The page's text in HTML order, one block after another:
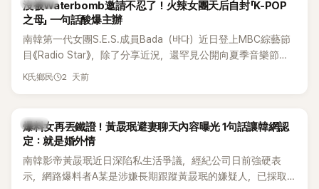
開過記者會？」直接點名她當年的風波。李智惠聽了忍不住笑
說：「哥怎麼連這個都知道？」李瑞鎮則回嘴：「那時候新聞鬧那
麼大，不知道才奇怪吧。」一來一往，氣氛反而更加輕鬆。 談到
當年情況，李智惠終於鬆口坦言，當時確實被質疑動過隆胸手
術。她回憶：「拍了比基尼照片之後，就開始被說是不是去隆乳
了。」為了澄清誤會，她只好親自站出來說清楚。 李智惠進一步
想，既然一直說我有做，那我乾脆把腋下給大家看，證明我根
本沒動過。」一句話說完，全場瞬間炸鍋，來賓又驚又笑。 事實
上，早在 2006 年，李智惠就為了證明自己沒有「隆乳」，真的
召開了一場泳裝記者招待會。當時她穿著比基尼站在一排攝影
K-POP
沒被Waterbomb邀請不忍了！火辣女團天后自封「K-POP
之母」 一句話酸爆主辦
南韓第一代女團S.E.S.成員Bada（바다）近日登上MBC綜藝節
目《Radio Star》，除了分享近況，還罕見公開向夏季音樂節
Waterbomb喊話，笑稱自己至今從未受邀演出，更幽默表示：
K氏鄉民 2 天前
韓星
爆料女再丟鐵證！黃晸珉避妻聊天內容曝光 1句話讓韓網認
定：就是婚外情
南韓影帝黃晸珉近日深陷私生活爭議，經紀公司日前強硬表
示，網路爆料者A某是涉嫌長期跟蹤黃晸珉的嫌疑人，已採取